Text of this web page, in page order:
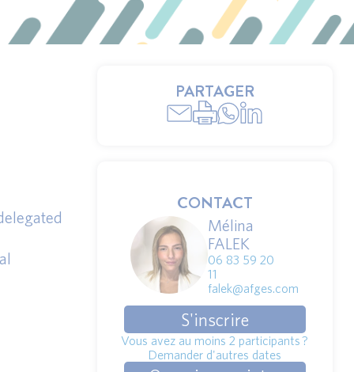
PARTAGER
CONTACT
Mélina
FALEK
06 83 59 20
11
falek@afges.com
S'inscrire
Vous avez au moins 2 participants ?
Demander d'autres dates